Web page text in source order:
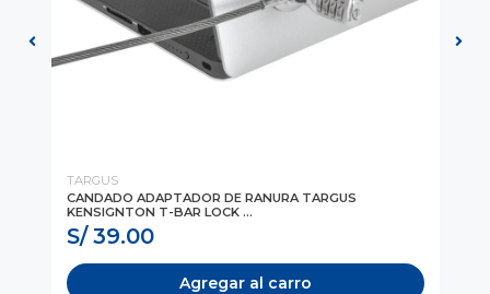
TARGUS
CANDADO ADAPTADOR DE RANURA TARGUS
KENSIGNTON T-BAR LOCK ...
S/ 39.00
Agregar al carro